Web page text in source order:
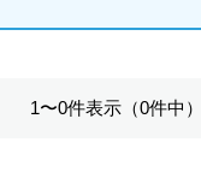
1〜0件表示（0件中